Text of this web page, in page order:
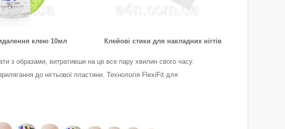
клею 10мл Клейові стики для накладних нігтів
з образами, витративши на це все пару хвилин свого часу.
до нігтьової пластини. Технологія FlexiFit для